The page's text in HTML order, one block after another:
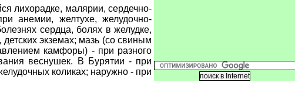
лихорадке, малярии, сердечно-
анемии, желтухе, желудочно-
сердца, болях в желудке,
экземах; мазь (со свиным
камфоры) - при разного
веснушек. В Бурятии - при
коликах; наружно - при